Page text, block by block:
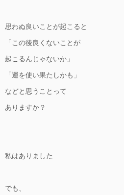
思わぬ良いことが起こると
「この後良くないことが
起こるんじゃないか」
「運を使い果たしかも」
などと思うことって
ありますか？
私はありました
でも、